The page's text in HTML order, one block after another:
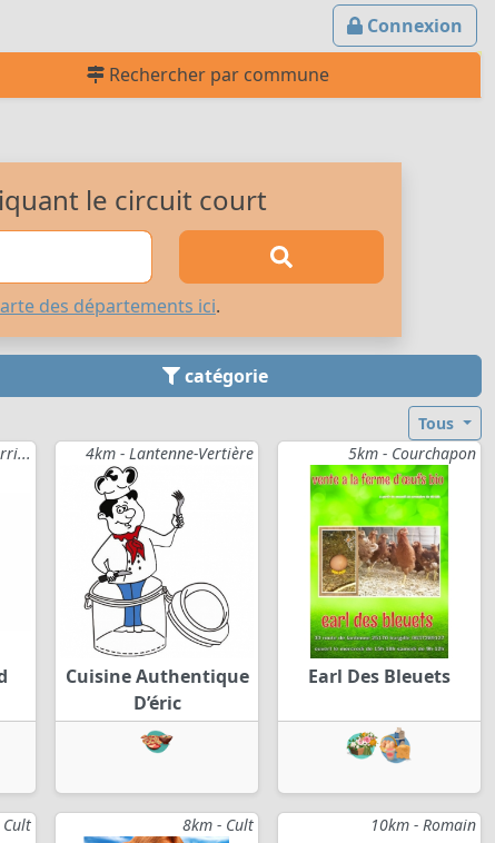
Connexion
Rechercher par commune
le circuit court
des départements ici.
catégorie
Tous
4km - Lantenne-Vertière
Cuisine Authentique
D’éric
5km - Courchapon
Earl Des Bleuets
8km - Cult 10km - Romain